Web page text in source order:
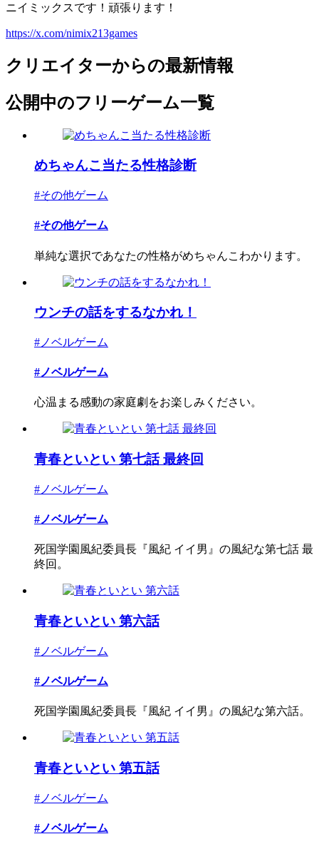
ニイミックスです！頑張ります！
https://x.com/nimix213games
クリエイターからの最新情報
公開中のフリーゲーム一覧
めちゃんこ当たる性格診断
#その他ゲーム
#その他ゲーム
単純な選択であなたの性格がめちゃんこわかります。
ウンチの話をするなかれ！
#ノベルゲーム
#ノベルゲーム
心温まる感動の家庭劇をお楽しみください。
青春といとい 第七話 最終回
#ノベルゲーム
#ノベルゲーム
死国学園風紀委員長『風紀 イイ男』の風紀な第七話 最
終回。
青春といとい 第六話
#ノベルゲーム
#ノベルゲーム
死国学園風紀委員長『風紀 イイ男』の風紀な第六話。
青春といとい 第五話
#ノベルゲーム
#ノベルゲーム